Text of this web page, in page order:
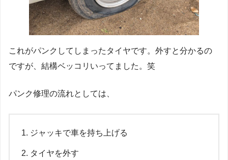
これがパンクしてしまったタイヤです。外すと分かるの
ですが、結構ベッコリいってました。笑
パンク修理の流れとしては、
ジャッキで車を持ち上げる
タイヤを外す